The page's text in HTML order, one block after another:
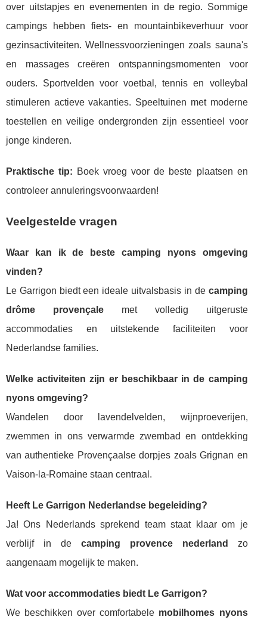
over uitstapjes en evenementen in de regio. Sommige
campings hebben fiets- en mountainbikeverhuur voor
gezinsactiviteiten. Wellnessvoorzieningen zoals sauna's
en massages creëren ontspanningsmomenten voor
ouders. Sportvelden voor voetbal, tennis en volleybal
stimuleren actieve vakanties. Speeltuinen met moderne
toestellen en veilige ondergronden zijn essentieel voor
jonge kinderen.
Praktische tip: Boek vroeg voor de beste plaatsen en
controleer annuleringsvoorwaarden!
Veelgestelde vragen
Waar kan ik de beste camping nyons omgeving
vinden?
Le Garrigon biedt een ideale uitvalsbasis in de camping
drôme provençalemet volledig uitgeruste
accommodaties en uitstekende faciliteiten voor
Nederlandse families.
Welke activiteiten zijn er beschikbaar in de camping
nyons omgeving?
Wandelen door lavendelvelden, wijnproeverijen,
zwemmen in ons verwarmde zwembad en ontdekking
van authentieke Provençaalse dorpjes zoals Grignan en
Vaison-la-Romaine staan centraal.
Heeft Le Garrigon Nederlandse begeleiding?
Ja! Ons Nederlands sprekend team staat klaar om je
verblijf in de camping provence nederland
zo
aangenaam mogelijk te maken.
Wat voor accommodaties biedt Le Garrigon?
We beschikken over comfortabele mobilhomes nyons